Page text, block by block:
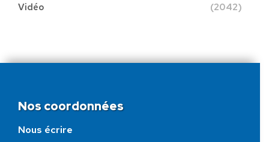
Vidéo
(2042)
Nos coordonnées
Nous écrire